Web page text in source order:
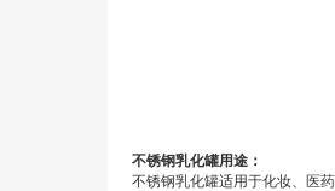
不锈钢乳化罐用途：
不锈钢乳化罐适用于化妆、医